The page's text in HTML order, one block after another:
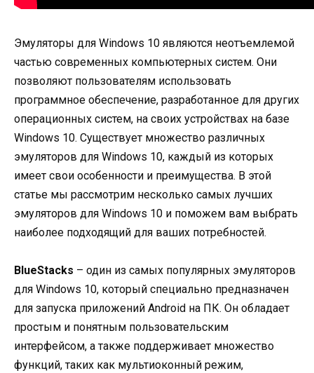
Эмуляторы для Windows 10 являются неотъемлемой
частью современных компьютерных систем. Они
позволяют пользователям использовать
программное обеспечение, разработанное для других
операционных систем, на своих устройствах на базе
Windows 10. Существует множество различных
эмуляторов для Windows 10, каждый из которых
имеет свои особенности и преимущества. В этой
статье мы рассмотрим несколько самых лучших
эмуляторов для Windows 10 и поможем вам выбрать
наиболее подходящий для ваших потребностей.
BlueStacks – один из самых популярных эмуляторов
для Windows 10, который специально предназначен
для запуска приложений Android на ПК. Он обладает
простым и понятным пользовательским
интерфейсом, а также поддерживает множество
функций, таких как мультиоконный режим,